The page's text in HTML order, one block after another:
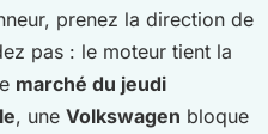
prenez la direction de
pas : le moteur tient la
marché du jeudi
, une Volkswagen bloque